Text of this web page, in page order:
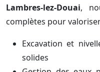
Lambres-lez-Douai,
complètes pour
Excavation et
solides